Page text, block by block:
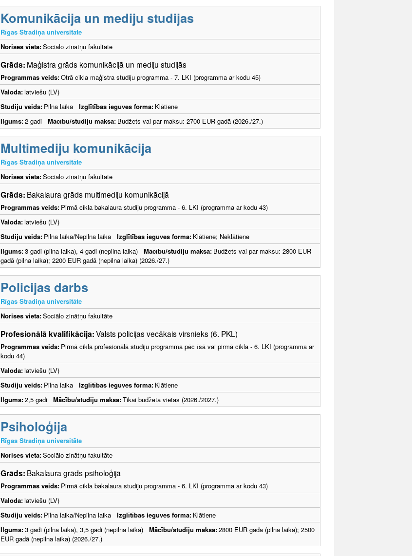
Komunikācija un mediju studijas
Rīgas Stradiņa universitāte
Norises vieta:Sociālo zinātņu fakultāte
Grāds: Maģistra grāds komunikācijā un mediju studijās
Programmas veids:Otrā cikla maģistra studiju programma - 7. LKI (programma ar kodu 45)
Valoda:latviešu (LV)
Studiju veids: Pilna laika Izglītības ieguves forma: Klātiene
Ilgums:2 gadi Mācību/studiju maksa: Budžets vai par maksu: 2700 EUR gadā (2026./27.)
Multimediju komunikācija
Rīgas Stradiņa universitāte
Norises vieta:Sociālo zinātņu fakultāte
Grāds: Bakalaura grāds multimediju komunikācijā
Programmas veids: Pirmā cikla bakalaura studiju programma - 6. LKI (programma ar kodu 43)
Valoda:latviešu (LV)
Studiju veids: Pilna laika/Nepilna laika Izglītības ieguves forma: Klātiene; Neklātiene
Ilgums:3 gadi (pilna laika), 4 gadi (nepilna laika) Mācību/studiju maksa: Budžets vai par maksu: 2800 EUR
gadā (pilna laika); 2200 EUR gadā (nepilna laika) (2026./27.)
Policijas darbs
Rīgas Stradiņa universitāte
Norises vieta:Sociālo zinātņu fakultāte
Profesionālā kvalifikācija:Valsts policijas vecākais virsnieks (6. PKL)
Programmas veids: Pirmā cikla profesionālā studiju programma pēc īsā vai pirmā cikla - 6. LKI (programma ar
kodu 44)
Valoda:latviešu (LV)
Studiju veids: Pilna laika Izglītības ieguves forma: Klātiene
Ilgums:2,5 gadi Mācību/studiju maksa:Tikai budžeta vietas (2026./2027.)
Psiholoģija
Rīgas Stradiņa universitāte
Norises vieta:Sociālo zinātņu fakultāte
Grāds: Bakalaura grāds psiholoģijā
Programmas veids: Pirmā cikla bakalaura studiju programma - 6. LKI (programma ar kodu 43)
Valoda:latviešu (LV)
Studiju veids: Pilna laika/Nepilna laika Izglītības ieguves forma: Klātiene
Ilgums:3 gadi (pilna laika), 3,5 gadi (nepilna laika) Mācību/studiju maksa:2800 EUR gadā (pilna laika); 2500
EUR gadā (nepilna laika) (2026./27.)